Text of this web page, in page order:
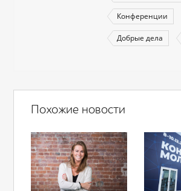
Конференции
Добрые дела
Похожие новости